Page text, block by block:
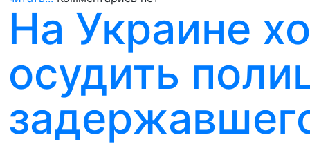
На Украине
осудить